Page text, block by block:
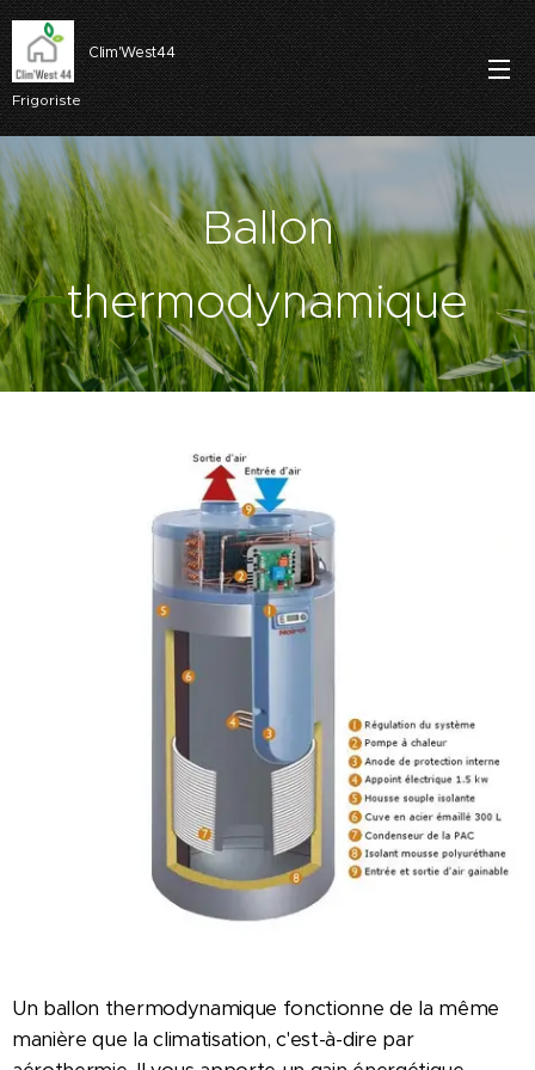
Clim'West44
Frigoriste
Ballon
thermodynamique
Un ballon thermodynamique fonctionne de la même
manière que la climatisation, c'est-à-dire par